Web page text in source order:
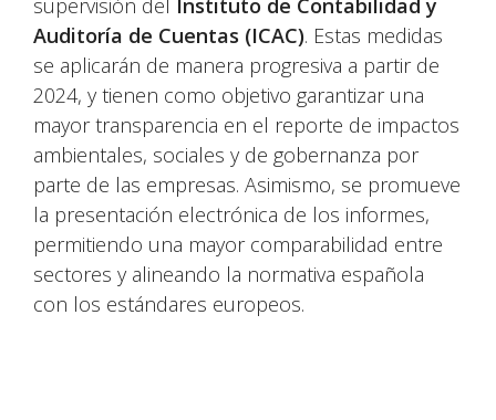
supervisión del Instituto de Contabilidad y
Auditoría de Cuentas (ICAC). Estas medidas
se aplicarán de manera progresiva a partir de
2024, y tienen como objetivo garantizar una
mayor transparencia en el reporte de impactos
ambientales, sociales y de gobernanza por
parte de las empresas. Asimismo, se promueve
la presentación electrónica de los informes,
permitiendo una mayor comparabilidad entre
sectores y alineando la normativa española
con los estándares europeos.